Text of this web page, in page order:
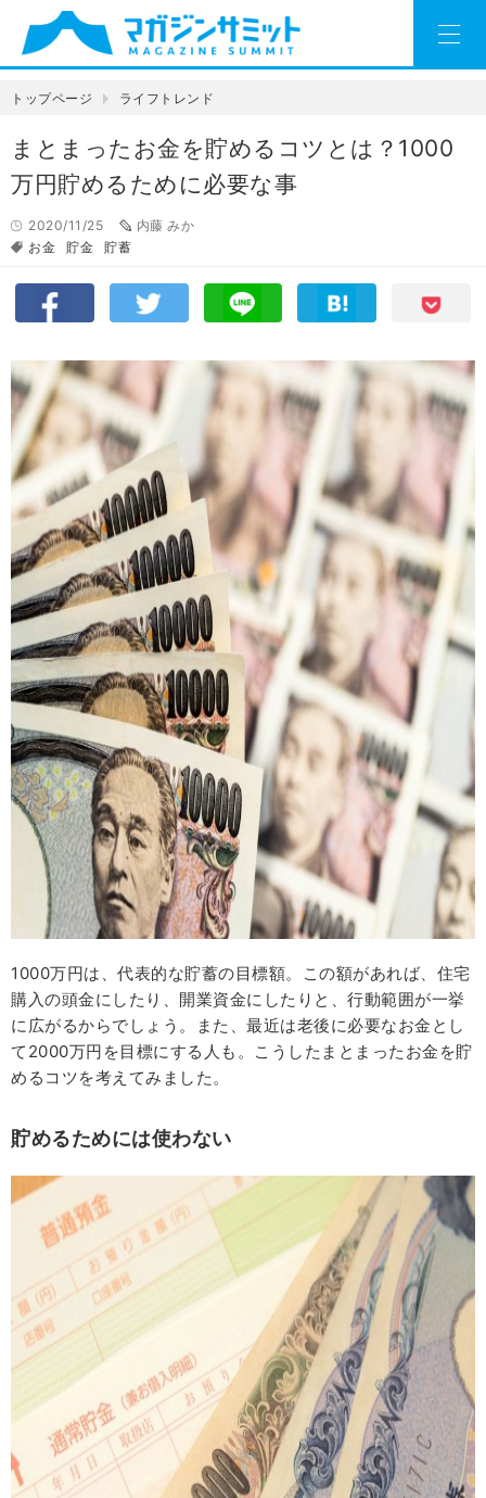
トップページ ライフトレンド
まとまったお金を貯めるコツとは？1000
万円貯めるために必要な事
2020/11/25
内藤 みか
お金
貯金 貯蓄
1000万円は、代表的な貯蓄の目標額。この額があれば、住宅
購入の頭金にしたり、開業資金にしたりと、行動範囲が一挙
に広がるからでしょう。また、最近は老後に必要なお金とし
て2000万円を目標にする人も。こうしたまとまったお金を貯
めるコツを考えてみました。
貯めるためには使わない